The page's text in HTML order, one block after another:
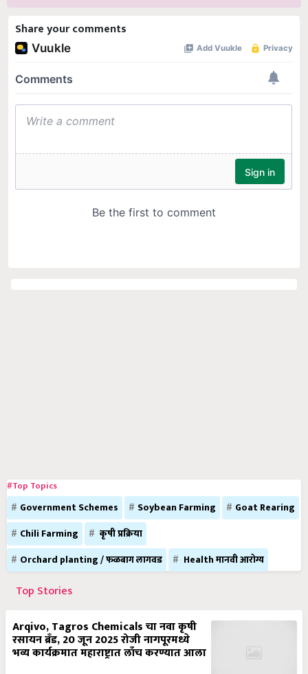
Share your comments
#Top Topics
Government Schemes Soybean Farming
Goat Rearing
Chili Farming
कृषी प्रक्रिया
Orchard planting / फळबाग लागवड
Health मानवी आरोग्य
Top Stories
Arqivo, Tagros Chemicals चा नवा कृषी
रसायन ब्रँड, 20 जून 2025 रोजी नागपूरमध्ये
भव्य कार्यक्रमात महाराष्ट्रात लाँच करण्यात आला